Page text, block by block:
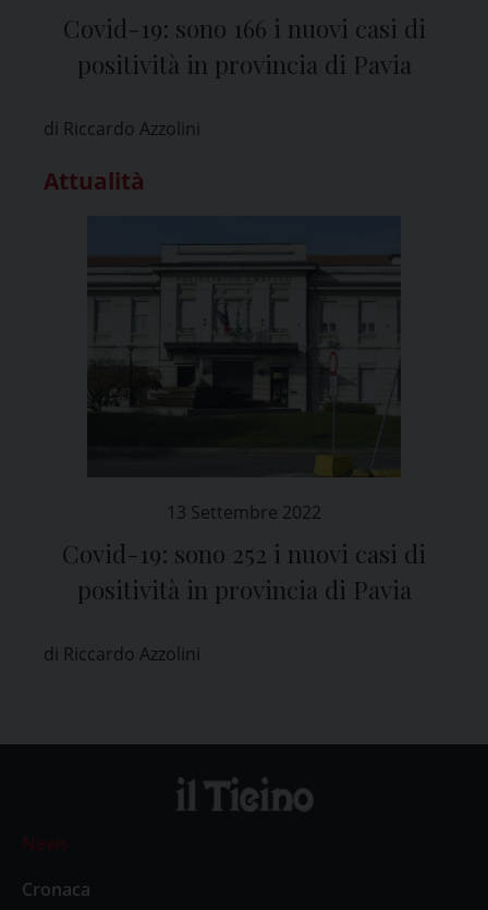
Covid-19: sono 166 i nuovi casi di
positività in provincia di Pavia
di Riccardo Azzolini
Attualità
13 Settembre 2022
Covid-19: sono 252 i nuovi casi di
positività in provincia di Pavia
di Riccardo Azzolini
News
Cronaca